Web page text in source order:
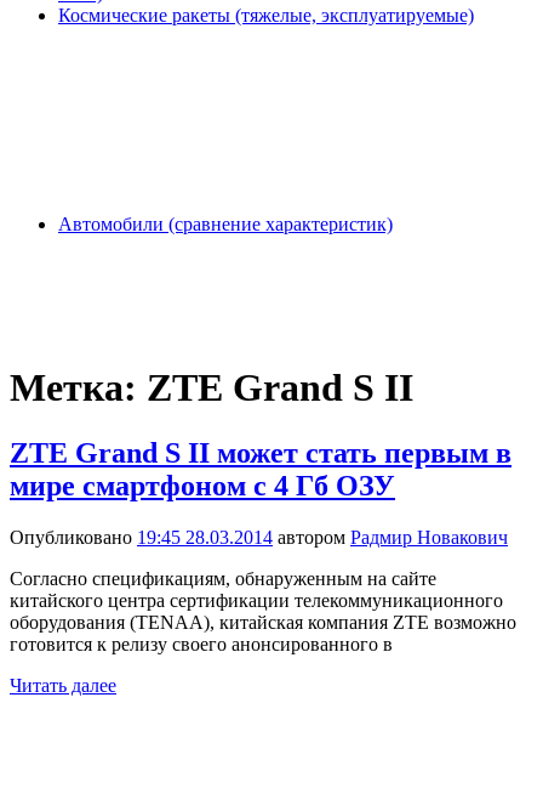
Космические ракеты (тяжелые, эксплуатируемые)
Автомобили (сравнение характеристик)
Метка: ZTE Grand S II
ZTE Grand S II может стать первым в
мире смартфоном с 4 Гб ОЗУ
Опубликовано 19:45 28.03.2014 автором Радмир Новакович
Согласно спецификациям, обнаруженным на сайте
китайского центра сертификации телекоммуникационного
оборудования (TENAA), китайская компания ZTE возможно
готовится к релизу своего анонсированного в
Читать далее